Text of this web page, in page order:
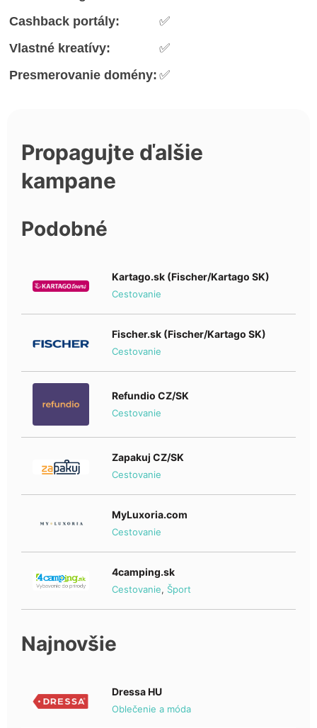
Cashback portály:
✅
Vlastné kreatívy:
✅
Presmerovanie domény: ✅
Propagujte ďalšie
kampane
Podobné
Kartago.sk (Fischer/Kartago SK)
Cestovanie
Fischer.sk (Fischer/Kartago SK)
Cestovanie
Refundio CZ/SK
Cestovanie
Zapakuj CZ/SK
Cestovanie
MyLuxoria.com
Cestovanie
4camping.sk
Cestovanie, Šport
Najnovšie
Dressa HU
Oblečenie a móda